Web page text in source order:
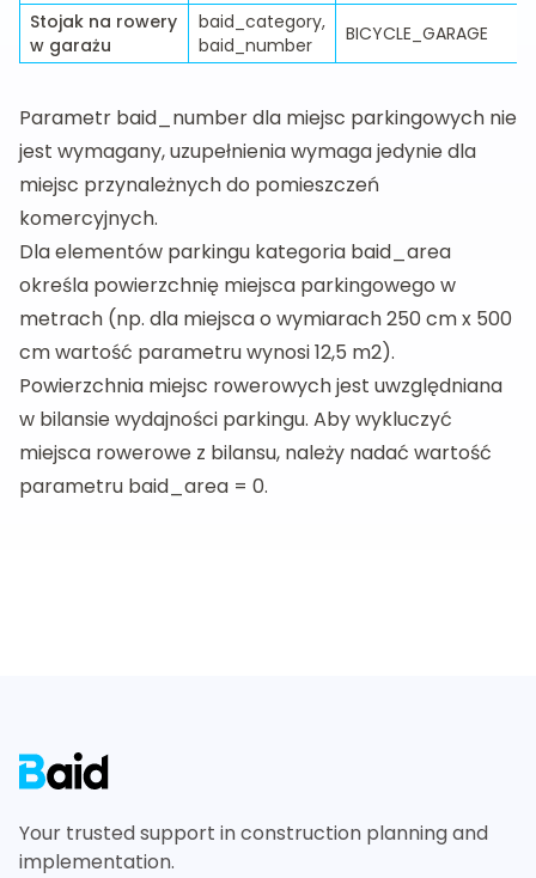
Stojak na rowery
w garażu
baid_category,
baid_number
BICYCLE_GARAGE
Parametr baid_number dla miejsc parkingowych nie
jest wymagany, uzupełnienia wymaga jedynie dla
miejsc przynależnych do pomieszczeń
komercyjnych.
Dla elementów parkingu kategoria baid_area
określa powierzchnię miejsca parkingowego w
metrach (np. dla miejsca o wymiarach 250 cm x 500
cm wartość parametru wynosi 12,5 m2).
Powierzchnia miejsc rowerowych jest uwzględniana
w bilansie wydajności parkingu. Aby wykluczyć
miejsca rowerowe z bilansu, należy nadać wartość
parametru baid_area = 0.
Your trusted support in construction planning and
implementation.